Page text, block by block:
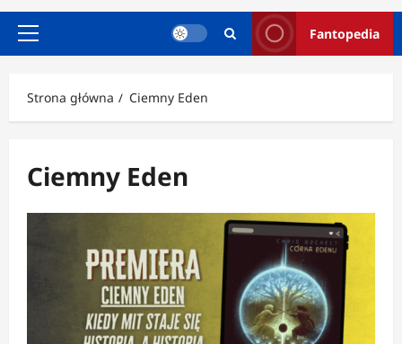
Menu
Fantopedia
Strona główna Ciemny Eden
Ciemny Eden